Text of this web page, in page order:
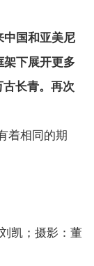
中国和亚美尼
架下展开更多
长青。再次
着相同的期
凯；摄影：董